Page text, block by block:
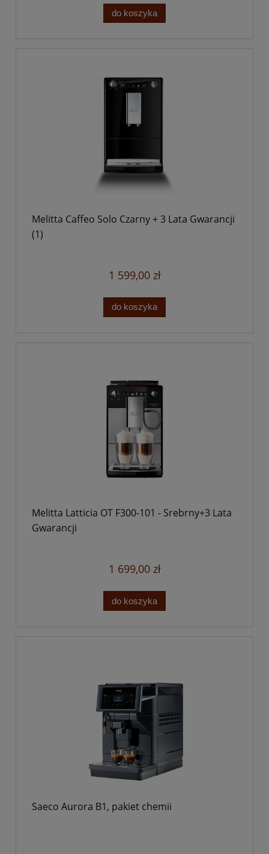
do koszyka
Melitta Caffeo Solo Czarny + 3 Lata Gwarancji
(1)
1 599,00 zł
do koszyka
Melitta Latticia OT F300-101 - Srebrny+3 Lata
Gwarancji
1 699,00 zł
do koszyka
Saeco Aurora B1, pakiet chemii